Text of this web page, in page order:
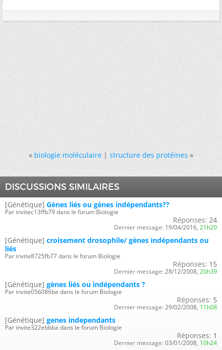
« biologie moléculaire|structure des protéines »
DISCUSSIONS SIMILAIRES
[Génétique] Gènes liés ou gènes indépendants??
Par invitec13ffb79 dans le forum Biologie
Réponses: 24
Dernier message: 19/04/2016, 21h20
[Génétique] croisement drosophile/ gènes indépendants ou
liés
Par invite8725fb77 dans le forum Biologie
Réponses: 15
Dernier message: 28/12/2008, 20h39
[Génétique] gènes liés ou indépendants ?
Par invite056086be dans le forum Biologie
Réponses: 5
Dernier message: 29/02/2008, 11h08
[Génétique] genes independants
Par invite322ebbba dans le forum Biologie
Réponses: 1
Dernier message: 03/01/2008, 10h24